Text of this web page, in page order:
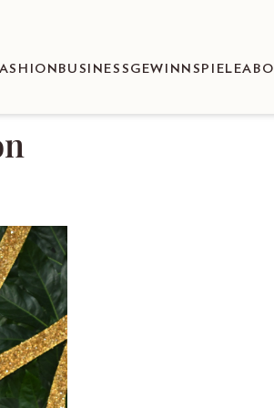
BUSINESS GEWINNSPIELEABO